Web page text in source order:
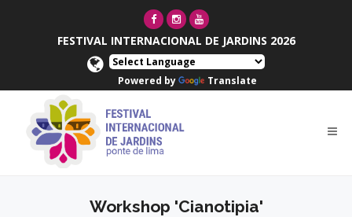
FESTIVAL INTERNACIONAL DE JARDINS 2026
Powered by Translate
Workshop 'Cianotipia'